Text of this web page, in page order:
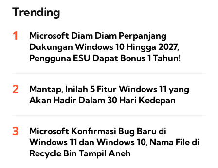
Trending
Microsoft Diam Diam Perpanjang
Dukungan Windows 10 Hingga 2027,
Pengguna ESU Dapat Bonus 1 Tahun!
Mantap, Inilah 5 Fitur Windows 11 yang
Akan Hadir Dalam 30 Hari Kedepan
Microsoft Konfirmasi Bug Baru di
Windows 11 dan Windows 10, Nama File di
Recycle Bin Tampil Aneh